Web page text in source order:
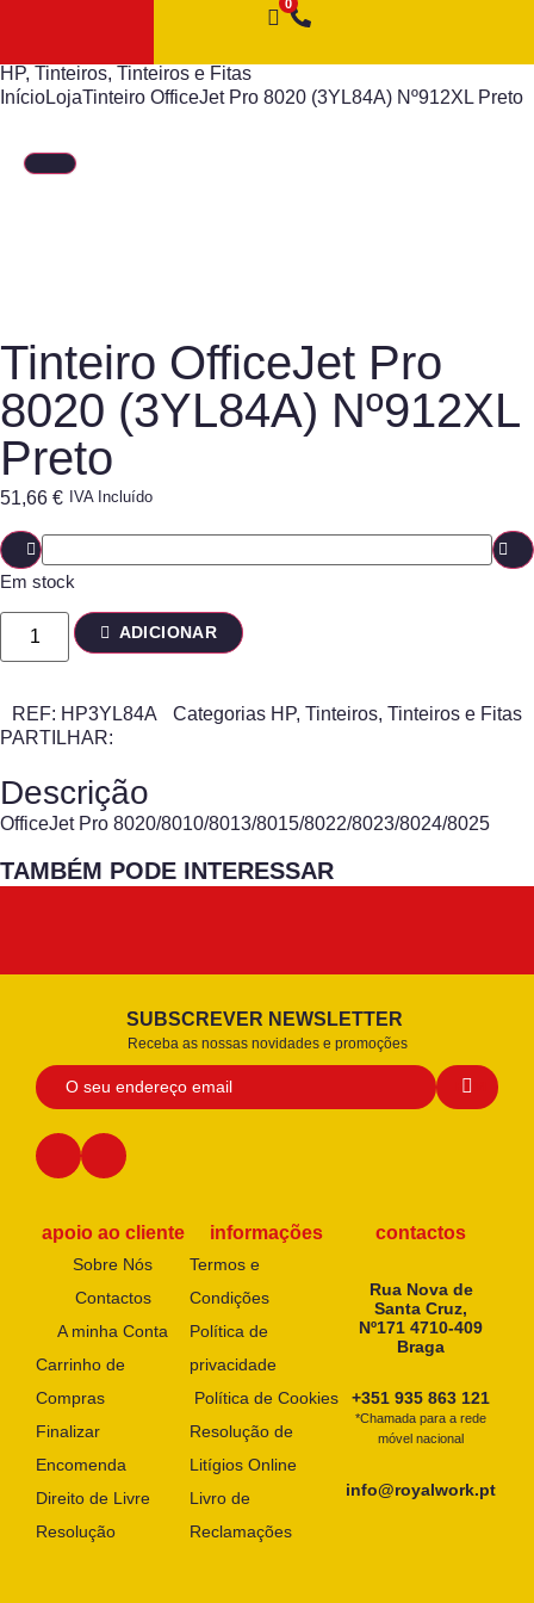
HP, Tinteiros, Tinteiros e Fitas
InícioLojaTinteiro OfficeJet Pro 8020 (3YL84A) Nº912XL Preto
Tinteiro OfficeJet Pro
8020 (3YL84A) Nº912XL
Preto
51,66 € IVA Incluído
Em stock
ADICIONAR
REF: HP3YL84A Categorias HP, Tinteiros, Tinteiros e Fitas
PARTILHAR:
Descrição
OfficeJet Pro 8020/8010/8013/8015/8022/8023/8024/8025
TAMBÉM PODE INTERESSAR
SUBSCREVER NEWSLETTER
Receba as nossas novidades e promoções
apoio ao cliente
Sobre Nós
Contactos
A minha Conta
Carrinho de
Compras
Finalizar
Encomenda
Direito de Livre
Resolução
informações
Termos e
Condições
Política de
privacidade
Política de Cookies
Resolução de
Litígios Online
Livro de
Reclamações
contactos
Rua Nova de
Santa Cruz,
Nº171 4710-409
Braga
+351 935 863 121
*Chamada para a rede
móvel nacional
info@royalwork.pt